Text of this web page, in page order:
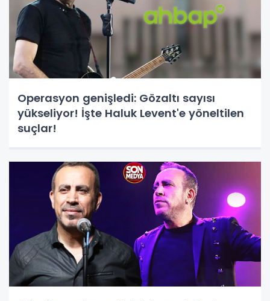
Operasyon genişledi: Gözaltı sayısı
yükseliyor! İşte Haluk Levent'e yöneltilen
suçlar!